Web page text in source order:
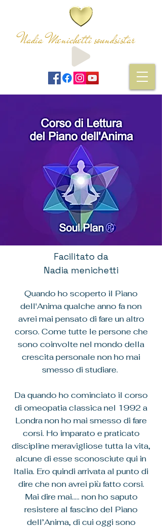
Nadia Menichetti soundsistar
Facilitato da
Nadia menichetti
Quando ho scoperto il Piano
dell'Anima qualche anno fa non
avrei mai pensato di fare un altro
corso. Come tutte le persone che
sono coinvolte nel mondo della
crescita personale non ho mai
smesso di studiare.
Da quando ho cominciato il corso
di omeopatia classica nel 1992 a
Londra non ho mai smesso di fare
corsi. Ho imparato e praticato
discipline meravigliose tutta la vita,
alcune di esse sconosciute qui in
Italia. Ero quindi arrivata al punto di
dire che non avrei più fatto corsi.
Mai dire mai..... non ho saputo
resistere al fascino del Piano
dell’Anima, di cui oggi sono